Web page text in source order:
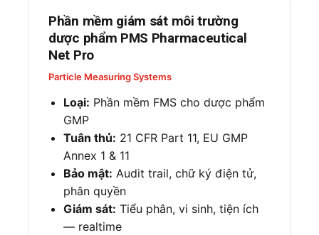
Phần mềm giám sát môi trường
dược phẩm PMS Pharmaceutical
Net Pro
Particle Measuring Systems
Loại: Phần mềm FMS cho dược phẩm
GMP
Tuân thủ: 21 CFR Part 11, EU GMP
Annex 1 & 11
Bảo mật: Audit trail, chữ ký điện tử,
phân quyền
Giám sát: Tiểu phân, vi sinh, tiện ích
— realtime